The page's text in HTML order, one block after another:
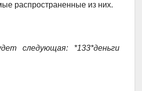
распространенные из них.
следующая: *133*деньги